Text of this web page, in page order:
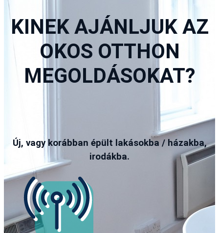
KINEK AJÁNLJUK AZ
OKOS OTTHON
MEGOLDÁSOKAT?
Új, vagy korábban épült lakásokba / házakba,
irodákba.